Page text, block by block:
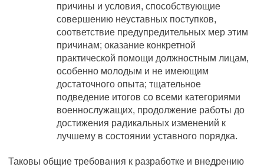
причины и условия, способствующие
совершению неуставных поступков,
соответствие предупредительных мер этим
причинам; оказание конкретной
практической помощи должностным лицам,
особенно молодым и не имеющим
достаточного опыта; тщательное
подведение итогов со всеми категориями
военнослужащих, продолжение работы до
достижения радикальных изменений к
лучшему в состоянии уставного порядка.
Таковы общие требования к разработке и внедрению